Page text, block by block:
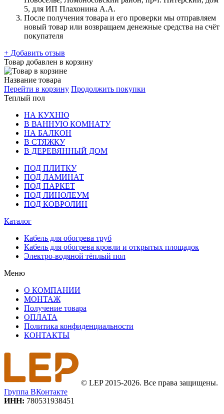
5, для ИП Плахонина А.А.
После получения товара и его проверки мы отправляем
новый товар или возвращаем денежные средства на счёт
покупателя
+ Добавить отзыв
Товар добавлен в корзину
Название товара
Перейти в корзину Продолжить покупки
Теплый пол
НА КУХНЮ
В ВАННУЮ КОМНАТУ
НА БАЛКОН
В СТЯЖКУ
В ДЕРЕВЯННЫЙ ДОМ
ПОД ПЛИТКУ
ПОД ЛАМИНАТ
ПОД ПАРКЕТ
ПОД ЛИНОЛЕУМ
ПОД КОВРОЛИН
Каталог
Кабель для обогрева труб
Кабель для обогрева кровли и открытых площадок
Электро-водяной тёплый пол
Меню
О КОМПАНИИ
МОНТАЖ
Получение товара
ОПЛАТА
Политика конфиденциальности
КОНТАКТЫ
© LEP 2015-2026. Все права защищены.
Группа ВКонтакте
ИНН: 780531938451